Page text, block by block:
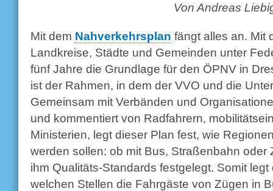
Von Andreas
Mit dem Nahverkehrsplan fängt alles an. Mit
Landkreise, Städte und Gemeinden unter
fünf Jahre die Grundlage für den ÖPNV in
ist der Rahmen, in dem der VVO und die
Gemeinsam mit Verbänden und
und kommentiert von Radfahrern,
Ministerien, legt dieser Plan fest, wie
werden sollen: ob mit Bus, Straßenbahn oder
ihm Qualitäts-Standards festgelegt. Somit
welchen Stellen die Fahrgäste von Zügen in